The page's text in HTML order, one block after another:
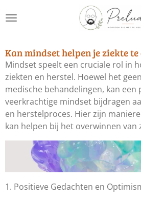
direct
de
hoofdinhoud
Kan mindset helpen je ziekte
Mindset speelt een cruciale rol in
ziekten en herstel. Hoewel het
medische behandelingen, kan een
veerkrachtige mindset bijdragen
en herstelproces. Hier zijn
kan helpen bij het overwinnen van
1. Positieve Gedachten en